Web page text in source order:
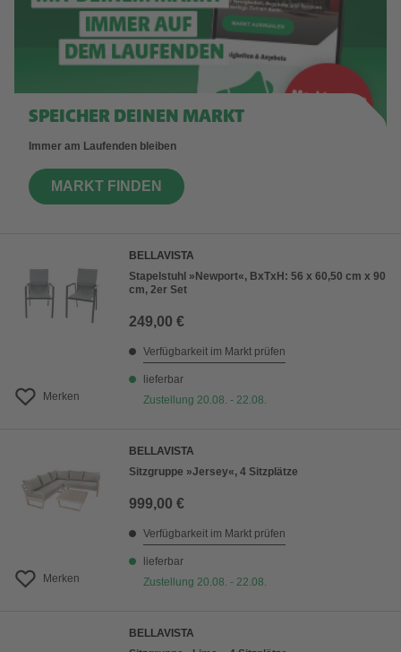
SPEICHER DEINEN MARKT
Immer am Laufenden bleiben
MARKT FINDEN
Merken
BELLAVISTA
Stapelstuhl »Newport«, BxTxH: 56 x 60,50 cm x 90
cm, 2er Set
249,00 €
Verfügbarkeit im Markt prüfen
lieferbar
Zustellung 20.08. - 22.08.
Merken
BELLAVISTA
Sitzgruppe »Jersey«, 4 Sitzplätze
999,00 €
Verfügbarkeit im Markt prüfen
lieferbar
Zustellung 20.08. - 22.08.
BELLAVISTA